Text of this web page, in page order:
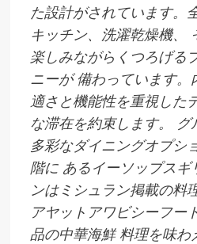
た設計がされています。
キッチン、洗濯乾燥機、
楽しみながらくつろげる
ニーが 備わっています
適さと機能性を重視した
な滞在を約束します。
多彩なダイニングオプシ
階に あるイーソップスギ
ンはミシュラン掲載の料
アヤットアワビシーフー
品の中華海鮮 料理を味わ